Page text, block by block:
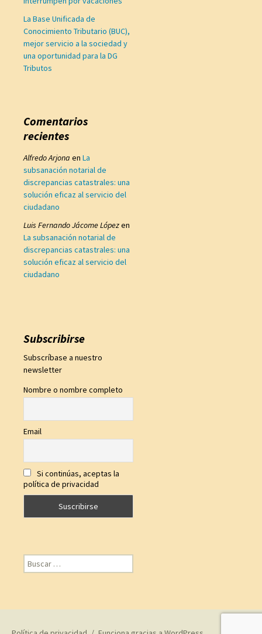
La Base Unificada de
Conocimiento Tributario (BUC),
mejor servicio a la sociedad y
una oportunidad para la DG
Tributos
Comentarios
recientes
Alfredo Arjona en La
subsanación notarial de
discrepancias catastrales: una
solución eficaz al servicio del
ciudadano
Luis Fernando Jácome Lópezen
La subsanación notarial de
discrepancias catastrales: una
solución eficaz al servicio del
ciudadano
Subscribirse
Subscríbase a nuestro
newsletter
Nombre o nombre completo
Email
Si continúas, aceptas la
política de privacidad
Buscar: